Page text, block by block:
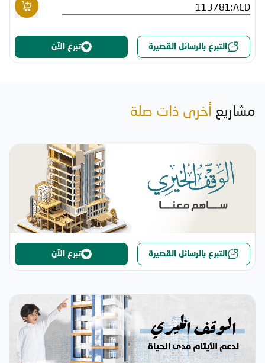
AED:
التبرع بالرسائل القصيرة تبرع الآن
مشاريع أخرى ذات صلة
التبرع بالرسائل القصيرة تبرع الآن